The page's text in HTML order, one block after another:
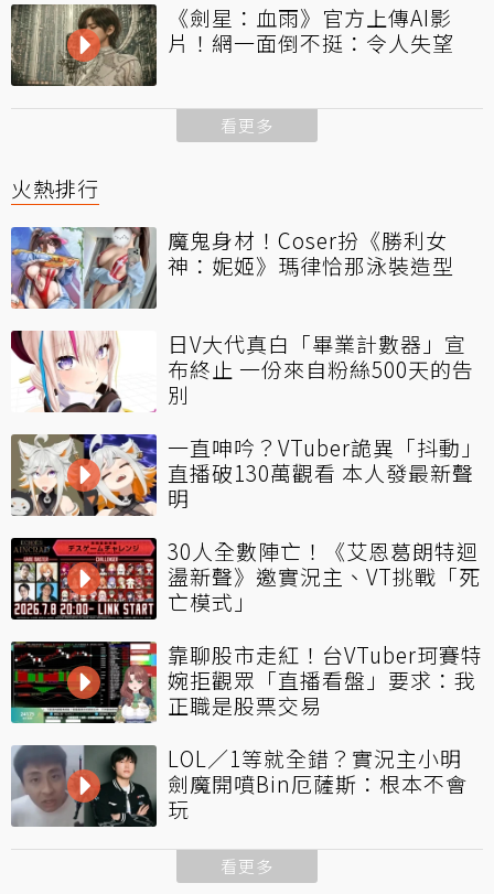
《劍星：血雨》官方上傳AI影
片！網一面倒不挺：令人失望
看更多
火熱排行
魔鬼身材！Coser扮《勝利女
神：妮姬》瑪律恰那泳裝造型
日V大代真白「畢業計數器」宣
布終止 一份來自粉絲500天的告
別
一直呻吟？VTuber詭異「抖動」
直播破130萬觀看 本人發最新聲
明
30人全數陣亡！《艾恩葛朗特迴
盪新聲》邀實況主、VT挑戰「死
亡模式」
靠聊股市走紅！台VTuber珂賽特
婉拒觀眾「直播看盤」要求：我
正職是股票交易
LOL／1等就全錯？實況主小明
劍魔開噴Bin厄薩斯：根本不會
玩
看更多